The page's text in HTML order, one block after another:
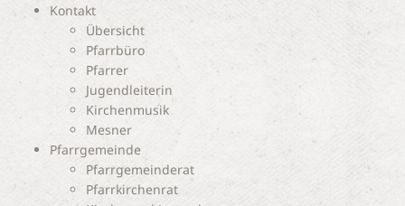
Kontakt
Übersicht
Pfarrbüro
Pfarrer
Jugendleiterin
Kirchenmusik
Mesner
Pfarrgemeinde
Pfarrgemeinderat
Pfarrkirchenrat